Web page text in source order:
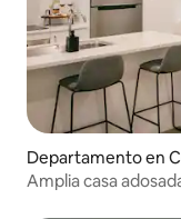
Departamento en
Amplia casa